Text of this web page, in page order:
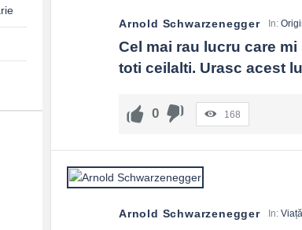
Arnold Schwarzenegger In:
Cel mai rau lucru care
toti ceilalti. Urasc acest
0 168
Arnold Schwarzenegger In: Viață